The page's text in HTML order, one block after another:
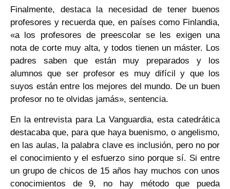
Finalmente, destaca la necesidad de tener buenos
profesores y recuerda que, en países como Finlandia,
«a los profesores de preescolar se les exigen una
nota de corte muy alta, y todos tienen un máster. Los
padres saben que están muy preparados y los
alumnos que ser profesor es muy difícil y que los
suyos están entre los mejores del mundo. De un buen
profesor no te olvidas jamás», sentencia.
En la entrevista para La Vanguardia, esta catedrática
destacaba que, para que haya buenismo, o angelismo,
en las aulas, la palabra clave es inclusión, pero no por
el conocimiento y el esfuerzo sino porque sí. Si entre
un grupo de chicos de 15 años hay muchos con unos
conocimientos de 9, no hay método que pueda